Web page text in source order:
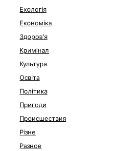
Екологія
Економіка
Здоров'я
Кримінал
Культура
Освіта
Політика
Пригоди
Происшествия
Різне
Разное